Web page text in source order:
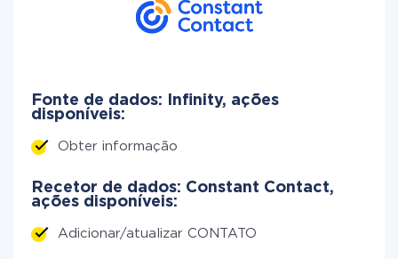
Fonte de dados: Infinity, ações
disponíveis:
Obter informação
Recetor de dados: Constant Contact,
ações disponíveis:
Adicionar/atualizar CONTATO